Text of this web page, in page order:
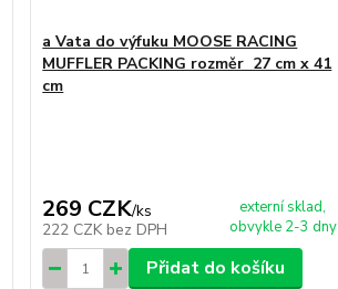
a Vata do výfuku MOOSE RACING
MUFFLER PACKING rozměr 27 cm x 41
cm
269 CZK/ks
222 CZK bez DPH
externí sklad,
obvykle 2-3 dny
Přidat do košíku